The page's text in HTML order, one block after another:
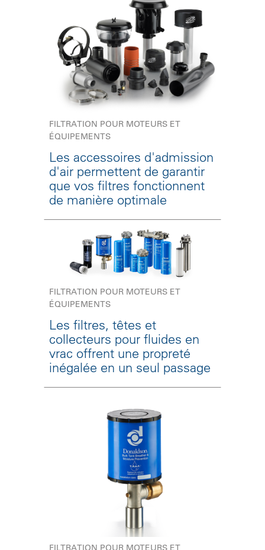
FILTRATION POUR MOTEURS ET
ÉQUIPEMENTS
Les accessoires d'admission
d'air permettent de garantir
que vos filtres fonctionnent
de manière optimale
FILTRATION POUR MOTEURS ET
ÉQUIPEMENTS
Les filtres, têtes et
collecteurs pour fluides en
vrac offrent une propreté
inégalée en un seul passage
FILTRATION POUR MOTEURS ET